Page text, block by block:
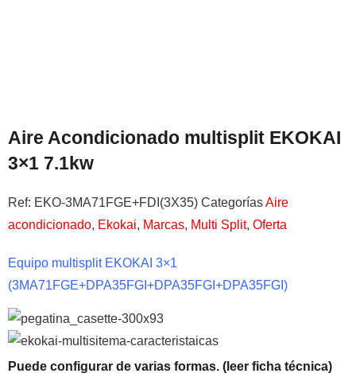
Aire Acondicionado multisplit EKOKAI
3×1 7.1kw
Ref: EKO-3MA71FGE+FDI(3X35) CategoríasAire
acondicionado, Ekokai, Marcas, Multi Split, Oferta
Equipo multisplit EKOKAI 3×1
(3MA71FGE+DPA35FGI+DPA35FGI+DPA35FGI)
Puede configurar de varias formas. (leer ficha técnica)